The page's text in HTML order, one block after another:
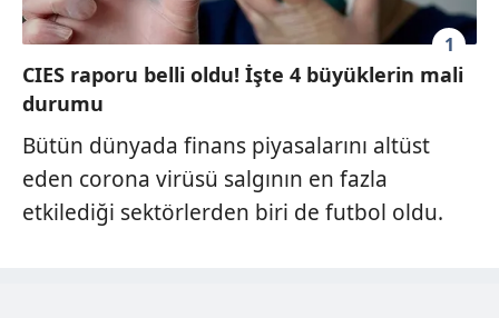
1
CIES raporu belli oldu! İşte 4 büyüklerin mali
durumu
Bütün dünyada finans piyasalarını altüst
eden corona virüsü salgının en fazla
etkilediği sektörlerden biri de futbol oldu.